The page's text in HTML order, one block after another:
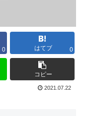
0 はてブ 0
コピー
2021.07.22